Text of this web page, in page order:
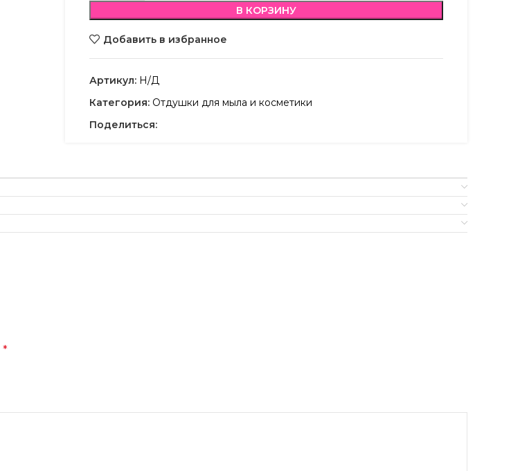
В КОРЗИНУ
Добавить в избранное
Артикул: Н/Д
Категория: Отдушки для мыла и косметики
Поделиться:
*